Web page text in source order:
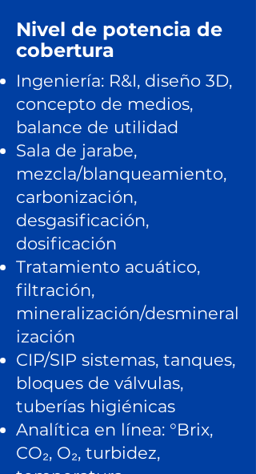
Nivel de potencia de
cobertura
Ingeniería: R&I, diseño 3D,
concepto de medios,
balance de utilidad
Sala de jarabe,
mezcla/blanqueamiento,
carbonización,
desgasificación,
dosificación
Tratamiento acuático,
filtración,
mineralización/desmineral
ización
CIP/SIP sistemas, tanques,
bloques de válvulas,
tuberías higiénicas
Analítica en línea: °Brix,
CO₂, O₂, turbidez,